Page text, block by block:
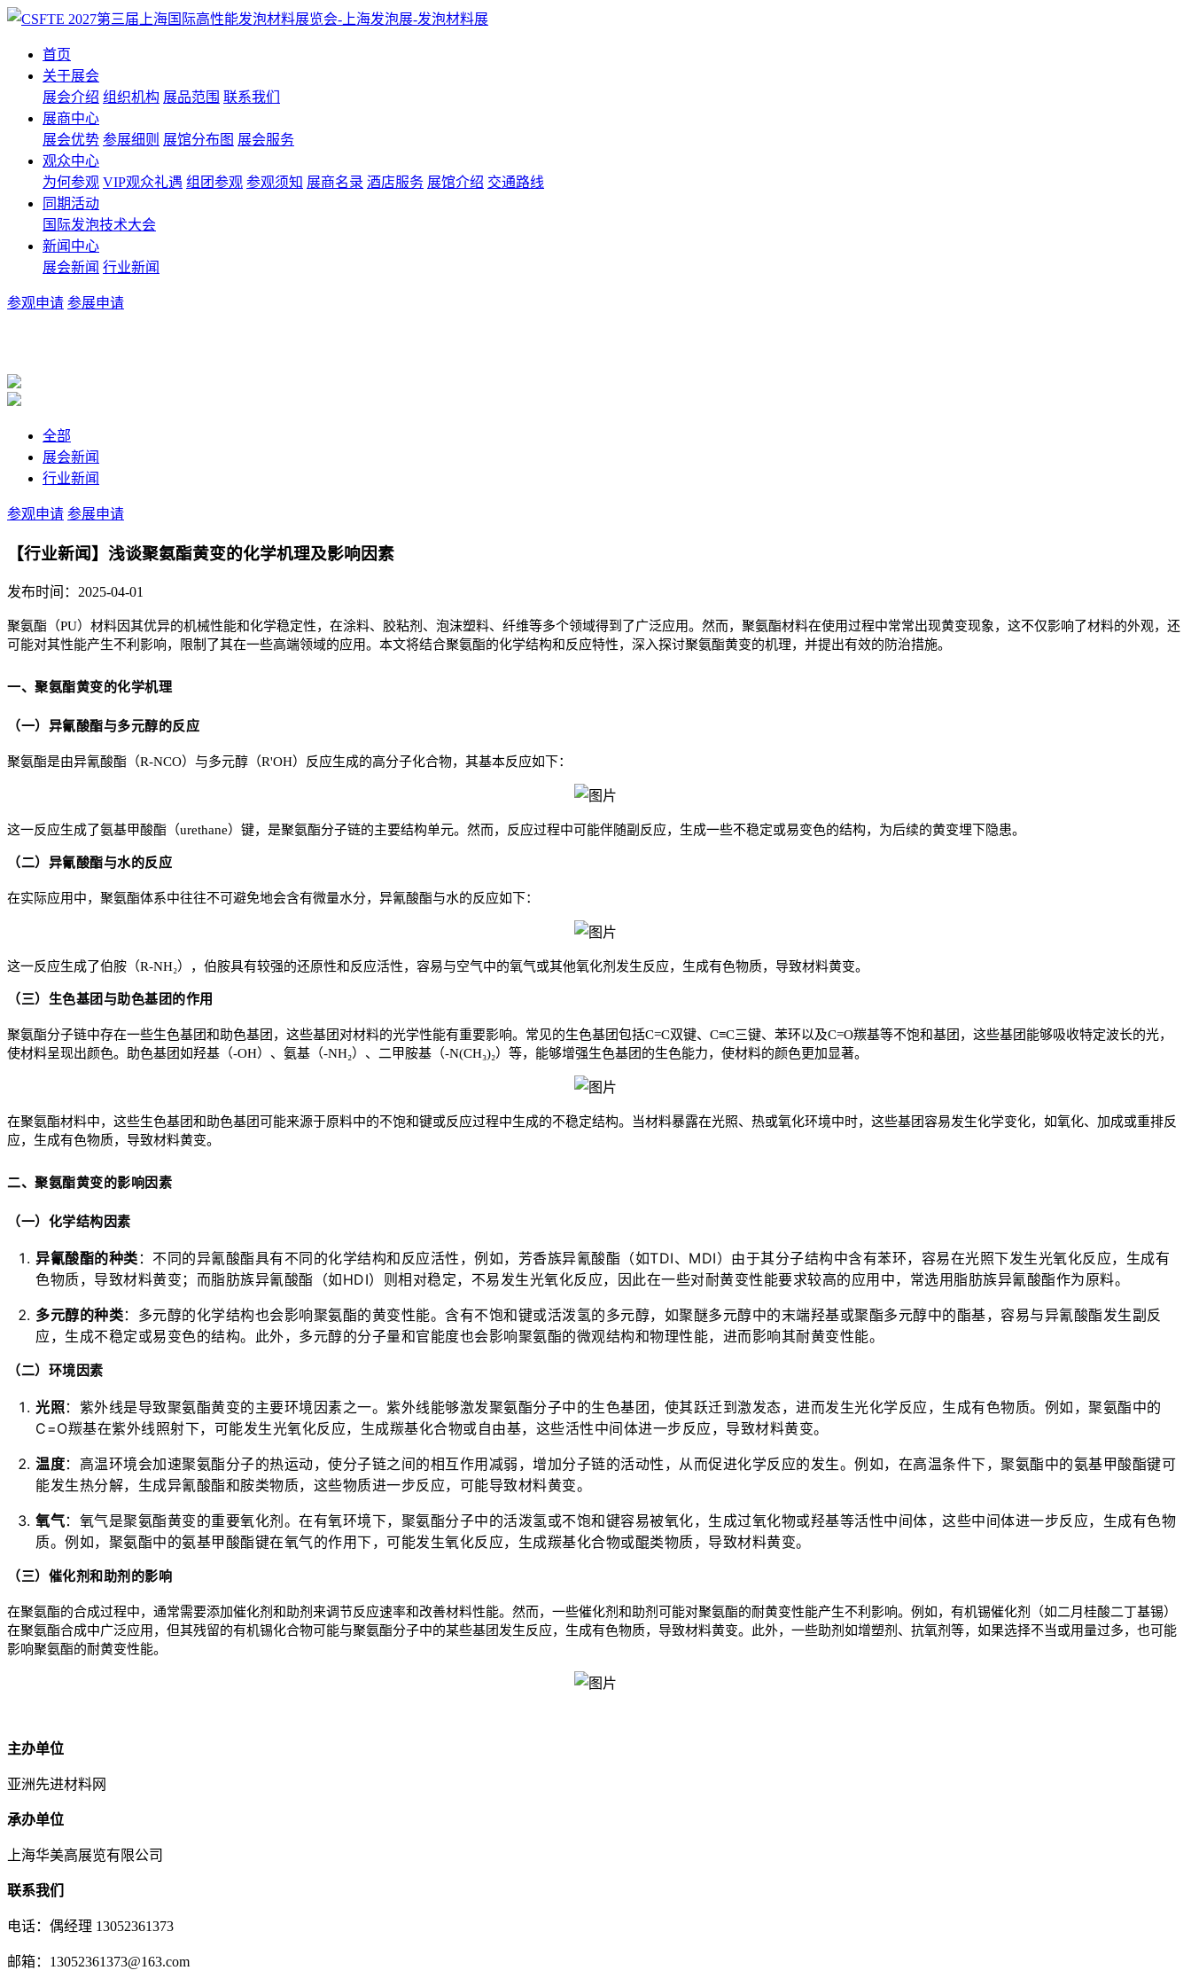
首页
关于展会
展会介绍 组织机构 展品范围 联系我们
展商中心
展会优势 参展细则 展馆分布图 展会服务
观众中心
为何参观 VIP观众礼遇 组团参观 参观须知 展商名录 酒店服务 展馆介绍 交通路线
同期活动
国际发泡技术大会
新闻中心
展会新闻 行业新闻
参观申请 参展申请
全部
展会新闻
行业新闻
参观申请 参展申请
【行业新闻】浅谈聚氨酯黄变的化学机理及影响因素
发布时间：2025-04-01
聚氨酯（PU）材料因其优异的机械性能和化学稳定性，在涂料、胶粘剂、泡沫塑料、纤维等多个领域得到了广泛应用。然而，聚氨酯材料在使用过程中常常出现黄变现象，这不仅影响了材料的外观，还
可能对其性能产生不利影响，限制了其在一些高端领域的应用。本文将结合聚氨酯的化学结构和反应特性，深入探讨聚氨酯黄变的机理，并提出有效的防治措施。
一、聚氨酯黄变的化学机理
（一）异氰酸酯与多元醇的反应
聚氨酯是由异氰酸酯（R-NCO）与多元醇（R'OH）反应生成的高分子化合物，其基本反应如下：
这一反应生成了氨基甲酸酯（urethane）键，是聚氨酯分子链的主要结构单元。然而，反应过程中可能伴随副反应，生成一些不稳定或易变色的结构，为后续的黄变埋下隐患。
（二）异氰酸酯与水的反应
在实际应用中，聚氨酯体系中往往不可避免地会含有微量水分，异氰酸酯与水的反应如下：
这一反应生成了伯胺（R-NH₂），伯胺具有较强的还原性和反应活性，容易与空气中的氧气或其他氧化剂发生反应，生成有色物质，导致材料黄变。
（三）生色基团与助色基团的作用
聚氨酯分子链中存在一些生色基团和助色基团，这些基团对材料的光学性能有重要影响。常见的生色基团包括C=C双键、C≡C三键、苯环以及C=O羰基等不饱和基团，这些基团能够吸收特定波长的光，
使材料呈现出颜色。助色基团如羟基（-OH）、氨基（-NH₂）、二甲胺基（-N(CH₃)₂）等，能够增强生色基团的生色能力，使材料的颜色更加显著。
在聚氨酯材料中，这些生色基团和助色基团可能来源于原料中的不饱和键或反应过程中生成的不稳定结构。当材料暴露在光照、热或氧化环境中时，这些基团容易发生化学变化，如氧化、加成或重排反
应，生成有色物质，导致材料黄变。
二、聚氨酯黄变的影响因素
（一）化学结构因素
异氰酸酯的种类 ：不同的异氰酸酯具有不同的化学结构和反应活性，例如，芳香族异氰酸酯（如TDI、MDI）由于其分子结构中含有苯环，容易在光照下发生光氧化反应，生成有
色物质，导致材料黄变；而脂肪族异氰酸酯（如HDI）则相对稳定，不易发生光氧化反应，因此在一些对耐黄变性能要求较高的应用中，常选用脂肪族异氰酸酯作为原料。
多元醇的种类：多元醇的化学结构也会影响聚氨酯的黄变性能。含有不饱和键或活泼氢的多元醇，如聚醚多元醇中的末端羟基或聚酯多元醇中的酯基，容易与异氰酸酯发生副反
应，生成不稳定或易变色的结构。此外，多元醇的分子量和官能度也会影响聚氨酯的微观结构和物理性能，进而影响其耐黄变性能。
（二）环境因素
光照：紫外线是导致聚氨酯黄变的主要环境因素之一。紫外线能够激发聚氨酯分子中的生色基团，使其跃迁到激发态，进而发生光化学反应，生成有色物质。例如，聚氨酯中的
C=O羰基在紫外线照射下，可能发生光氧化反应，生成羰基化合物或自由基，这些活性中间体进一步反应，导致材料黄变。
温度：高温环境会加速聚氨酯分子的热运动，使分子链之间的相互作用减弱，增加分子链的活动性，从而促进化学反应的发生。例如，在高温条件下，聚氨酯中的氨基甲酸酯键可
能发生热分解，生成异氰酸酯和胺类物质，这些物质进一步反应，可能导致材料黄变。
氧气：氧气是聚氨酯黄变的重要氧化剂。在有氧环境下，聚氨酯分子中的活泼氢或不饱和键容易被氧化，生成过氧化物或羟基等活性中间体，这些中间体进一步反应，生成有色物
质。例如，聚氨酯中的氨基甲酸酯键在氧气的作用下，可能发生氧化反应，生成羰基化合物或醌类物质，导致材料黄变。
（三）催化剂和助剂的影响
在聚氨酯的合成过程中，通常需要添加催化剂和助剂来调节反应速率和改善材料性能。然而，一些催化剂和助剂可能对聚氨酯的耐黄变性能产生不利影响。例如， 有机锡催化剂
（如二月桂酸二丁基锡）
在聚氨酯合成中广泛应用，但其残留的有机锡化合物可能与聚氨酯分子中的某些基团发生反应，生成有色物质，导致材料黄变。此外，一些助剂如增塑剂、抗氧剂等，如果选择不当或用量过多，也可能
影响聚氨酯的耐黄变性能。
主办单位
亚洲先进材料网
承办单位
上海华美高展览有限公司
联系我们
电话：偶经理 13052361373
邮箱：13052361373@163.com